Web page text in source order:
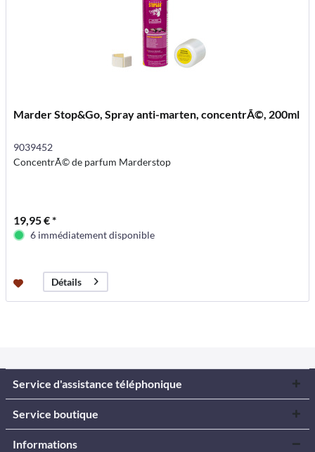
Marder Stop&Go, Spray anti-marten, concentrÃ©, 200ml
9039452
ConcentrÃ© de parfum Marderstop
19,95 € *
6 immédiatement disponible
Détails
Service d'assistance téléphonique
Service boutique
Informations